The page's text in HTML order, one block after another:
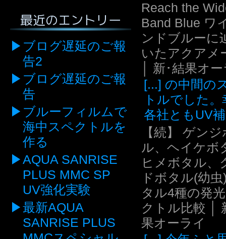
最近のエントリー
ブログ遅延のご報
告2
ブログ遅延のご報
告
ブルーフィルムで
海中スペクトルを
作る
AQUA SANRISE
PLUS MMC SP
UV強化実験
最新AQUA
SANRISE PLUS
Reach the
Band Blue ワ
ンドブルーに
いたアクアメ
│ 新･結果オ
[...] の中間の
トルでした
各社ともUV
【続】 ゲン
ル、ヘイケボ
ヒメボタル、
ドボタル(幼
タル4種の発
クトル比較 │
果オーライ